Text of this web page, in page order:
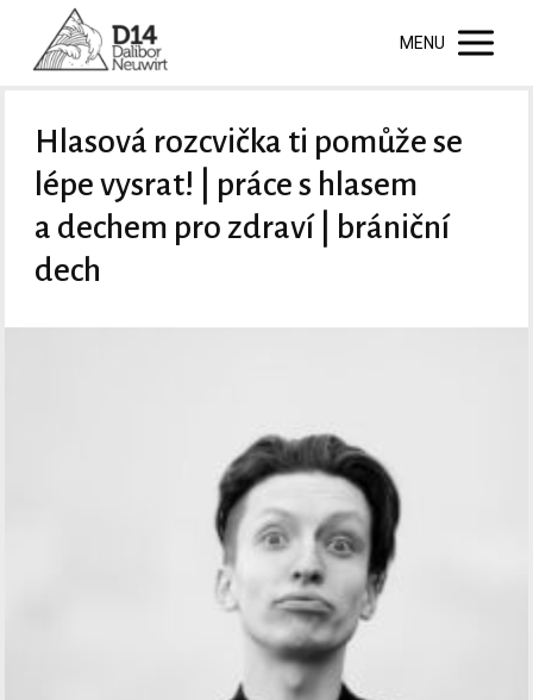
MENU
Hlasová rozcvička ti pomůže se
lépe vysrat! | práce s hlasem
a dechem pro zdraví | brániční
dech